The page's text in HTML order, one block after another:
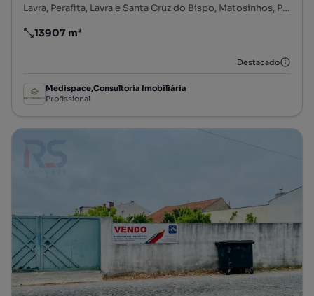
Lavra, Perafita, Lavra e Santa Cruz do Bispo, Matosinhos, Porto
Preço por metro quadrado
13907 m²
Destacado
Medispace,Consultoria Imobiliária
Profissional